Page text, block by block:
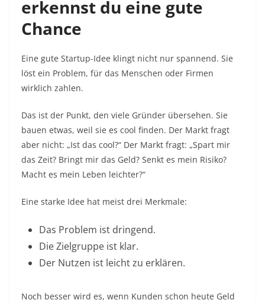
erkennst du eine gute
Chance
Eine gute Startup-Idee klingt nicht nur spannend. Sie
löst ein Problem, für das Menschen oder Firmen
wirklich zahlen.
Das ist der Punkt, den viele Gründer übersehen. Sie
bauen etwas, weil sie es cool finden. Der Markt fragt
aber nicht: „Ist das cool?“ Der Markt fragt: „Spart mir
das Zeit? Bringt mir das Geld? Senkt es mein Risiko?
Macht es mein Leben leichter?“
Eine starke Idee hat meist drei Merkmale:
Das Problem ist dringend.
Die Zielgruppe ist klar.
Der Nutzen ist leicht zu erklären.
Noch besser wird es, wenn Kunden schon heute Geld